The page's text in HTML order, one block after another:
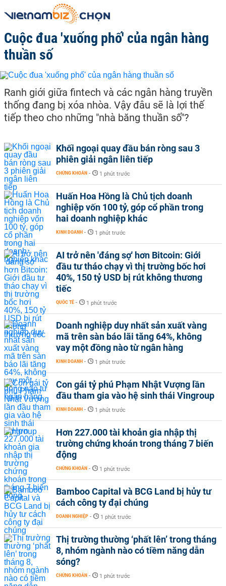
Cuộc đua 'xuống phố' của ngân hàng
thuần số
Ranh giới giữa fintech và các ngân hàng truyền
thống đang bị xóa nhòa. Vậy đâu sẽ là lợi thế
tiếp theo cho những "nhà băng thuần số"?
Khối ngoại quay đầu bán ròng sau 3
phiên giải ngân liên tiếp
CHỨNG KHOÁN - 1 phút trước
Huấn Hoa Hồng là Chủ tịch doanh
nghiệp vốn 100 tỷ, góp cổ phần trong
hai doanh nghiệp khác
KINH DOANH - 1 phút trước
AI trở nên 'đáng sợ' hơn Bitcoin: Giới
đầu tư tháo chạy vì thị trường bốc hơi
40%, 150 tỷ USD bị rút không thương
tiếc
QUỐC TẾ - 1 phút trước
Doanh nghiệp duy nhất sản xuất vàng
mã trên sàn báo lãi tăng 64%, không
vay một đồng nào từ ngân hàng
KINH DOANH - 1 phút trước
Con gái tỷ phú Phạm Nhật Vượng lần
đầu tham gia vào hệ sinh thái Vingroup
KINH DOANH - 1 phút trước
Hơn 227.000 tài khoản gia nhập thị
trường chứng khoán trong tháng 7 biến
động
CHỨNG KHOÁN - 1 phút trước
Bamboo Capital và BCG Land bị hủy tư
cách công ty đại chúng
DOANH NGHIỆP - 1 phút trước
Thị trường thường ‘phất lên’ trong tháng
8, nhóm ngành nào có tiềm năng dẫn
sóng?
CHỨNG KHOÁN - 1 phút trước